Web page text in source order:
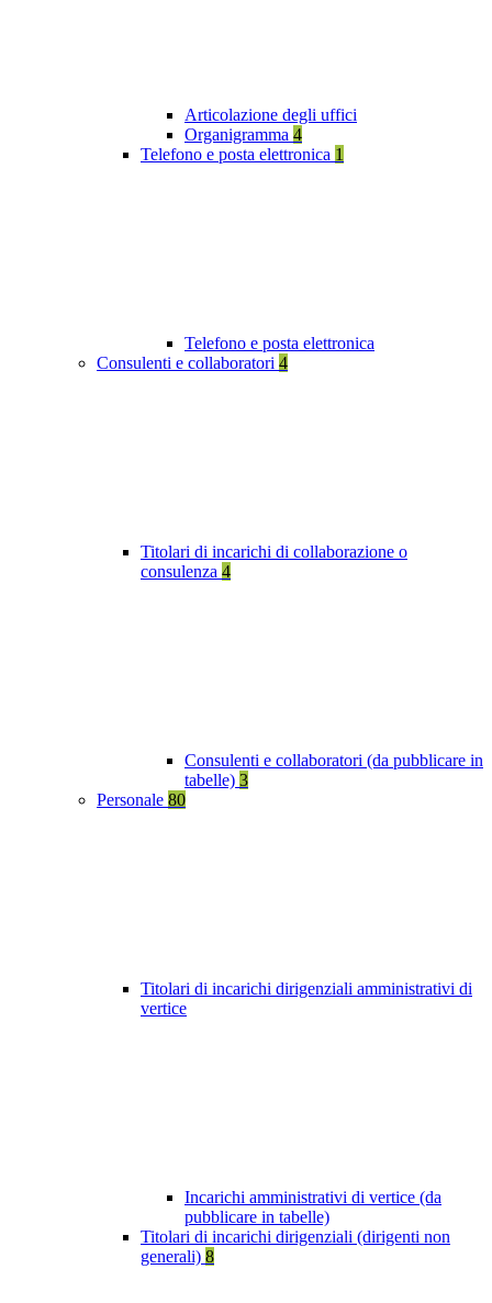
Articolazione degli uffici
Organigramma 4
Telefono e posta elettronica 1
Telefono e posta elettronica
Consulenti e collaboratori 4
Titolari di incarichi di collaborazione o
consulenza 4
Consulenti e collaboratori (da pubblicare in
tabelle) 3
Personale 80
Titolari di incarichi dirigenziali amministrativi di
vertice
Incarichi amministrativi di vertice (da
pubblicare in tabelle)
Titolari di incarichi dirigenziali (dirigenti non
generali) 8